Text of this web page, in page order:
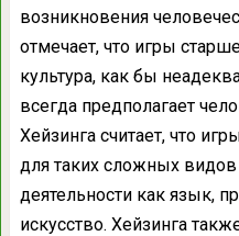
возникновения
отмечает, что игры
культура, как бы
всегда предполагает
Хейзинга считает, что
для таких сложных
деятельности как язык,
искусство. Хейзинга